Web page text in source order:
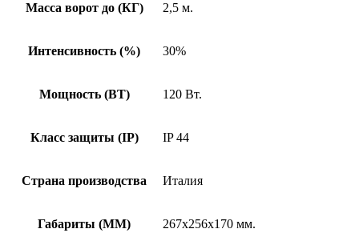
Масса ворот до (КГ) 2,5 м.
Интенсивность (%) 30%
Мощность (ВТ) 120 Вт.
Класс защиты (IP) IP 44
Страна производства Италия
Габариты (MM) 267x256x170 мм.